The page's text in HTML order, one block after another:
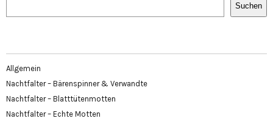
Suchen
Allgemein
Nachtfalter – Bärenspinner & Verwandte
Nachtfalter – Blatttütenmotten
Nachtfalter – Echte Motten